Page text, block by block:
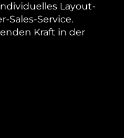
Layout-
Sales-Service.
Kraft in der